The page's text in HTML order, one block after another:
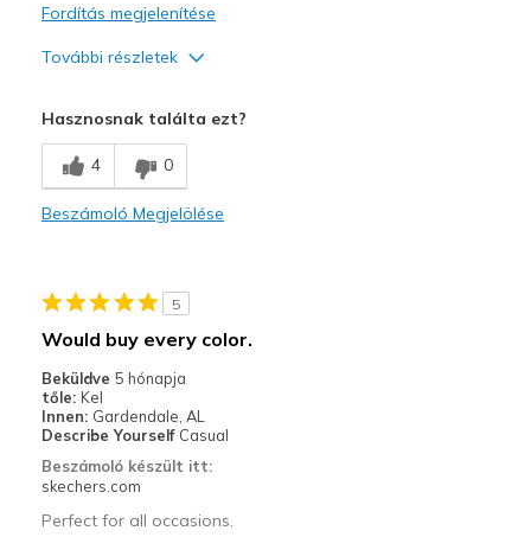
Fordítás megjelenítése
További részletek
Breathe Well
Comfortable
Need Break In
Legjobb használat
Casual Wear
Width
Sizing
Feels true to size
Hasznosnak találta ezt?
4 0
Beszámoló Megjelölése
5
Would buy every color.
Beküldve 5 hónapja
tőle: Kel
Innen: Gardendale, AL
Describe Yourself Casual
Beszámoló készült itt:
skechers.com
Perfect for all occasions.